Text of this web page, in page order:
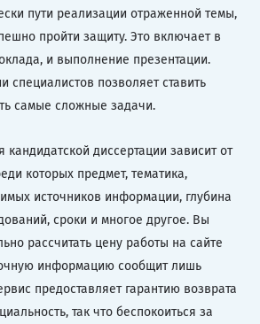
пути реализации отраженной темы,
пройти защиту. Это включает в
и выполнение презентации.
специалистов позволяет ставить
самые сложные задачи.
кандидатской диссертации зависит от
которых предмет, тематика,
источников информации, глубина
сроки и многое другое. Вы
рассчитать цену работы на сайте
информацию сообщит лишь
предоставляет гарантию возврата
так что беспокоиться за